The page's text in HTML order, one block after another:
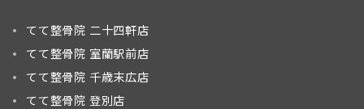
てて整骨院 二十四軒店
てて整骨院 室蘭駅前店
てて整骨院 千歳末広店
てて整骨院 登別店